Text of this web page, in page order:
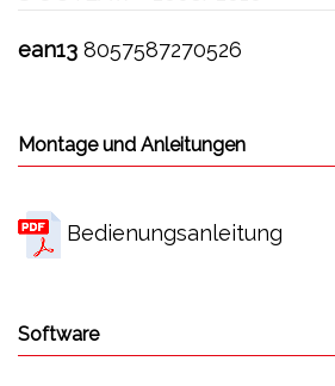
ean13 8057587270526
Montage und Anleitungen
Bedienungsanleitung
Software